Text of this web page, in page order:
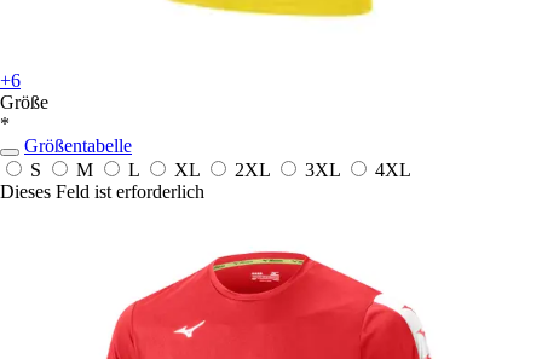
+6
Größe
*
Größentabelle
S
M L XL 2XL 3XL
4XL
Dieses Feld ist erforderlich